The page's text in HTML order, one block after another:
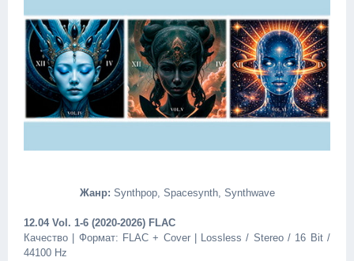
Жанр: Synthpop, Spacesynth, Synthwave
12.04 Vol. 1-6 (2020-2026) FLAC
Качество | Формат: FLAC + Cover | Lossless / Stereo / 16 Bit /
44100 Hz